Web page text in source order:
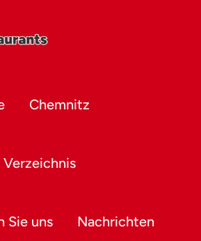
Chemnitz
Verzeichnis
Sie uns Nachrichten